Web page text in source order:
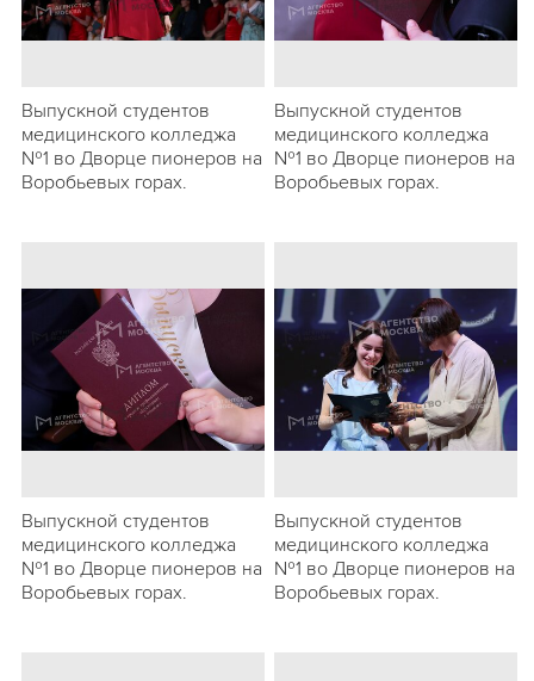
Выпускной студентов
медицинского колледжа
№1 во Дворце пионеров на
Воробьевых горах.
Выпускной студентов
медицинского колледжа
№1 во Дворце пионеров на
Воробьевых горах.
Выпускной студентов
медицинского колледжа
№1 во Дворце пионеров на
Воробьевых горах.
Выпускной студентов
медицинского колледжа
№1 во Дворце пионеров на
Воробьевых горах.